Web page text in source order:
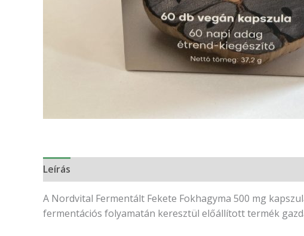
Leírás
A Nordvital Fermentált Fekete Fokhagyma 500 mg
fermentációs folyamatán keresztül előállított termék